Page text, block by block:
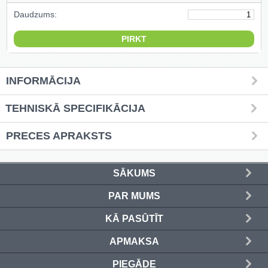
Daudzums:
INFORMĀCIJA
TEHNISKĀ SPECIFIKĀCIJA
PRECES APRAKSTS
SĀKUMS
PAR MUMS
KĀ PASŪTĪT
APMAKSA
PIEGĀDE
(50)
Hidrauliskās preses (20)
Hidrauliskie instrumenti (40)
Instrumentu komplekti (554)
Instrumentu rezerves daļas (37)
Kompresori (157)
Krāsošanas instrumenti (133)